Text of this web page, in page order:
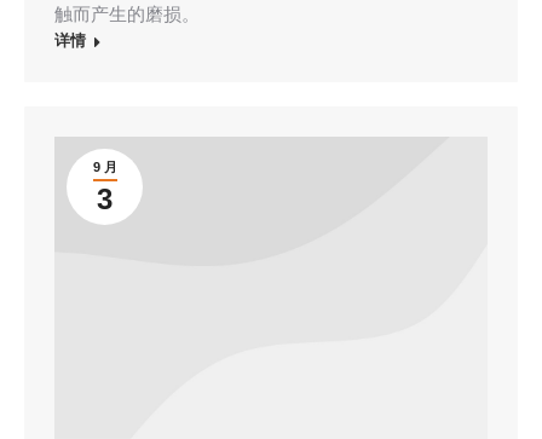
触而产生的磨损。
详情
9 月
3